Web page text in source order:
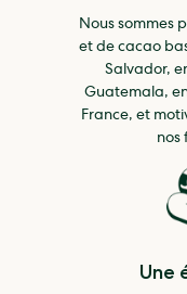
Nous sommes
et de cacao
Salvador,
Guatemala,
France, et
nos
Une